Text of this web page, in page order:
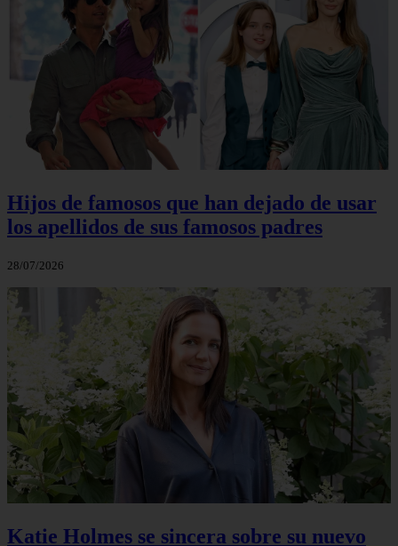
Hijos de famosos que han dejado de usar
los apellidos de sus famosos padres
28/07/2026
Katie Holmes se sincera sobre su nuevo